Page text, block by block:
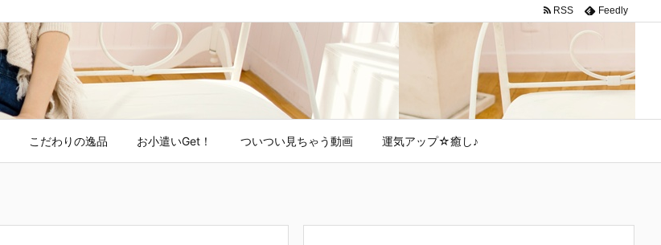
こだわりの逸品 お小遣いGet！ ついつい見ちゃう動画 運気アップ☆癒し♪
RSS Feedly